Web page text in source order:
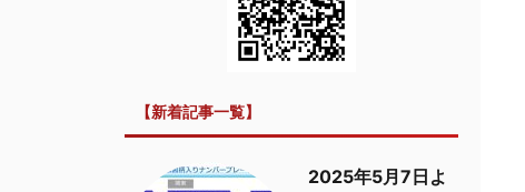
【新着記事一覧】
2025年5月7日よ